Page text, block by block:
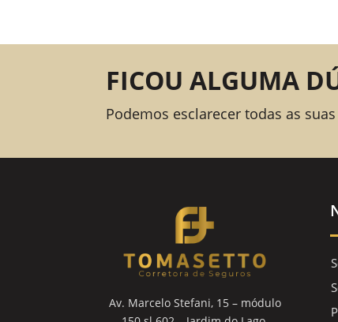
FICOU ALGUMA
Podemos esclarecer todas as
Av. Marcelo Stefani, 15 – módulo